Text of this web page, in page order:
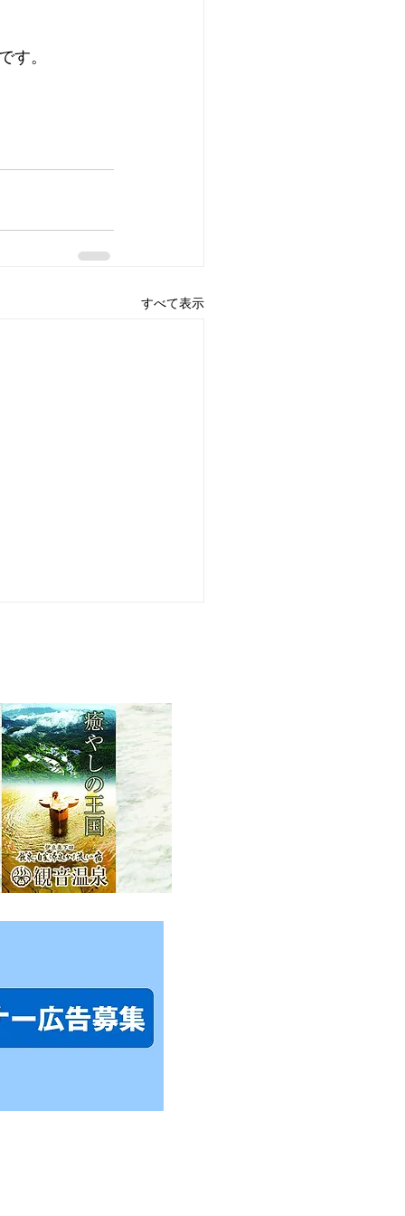
す。
すべて表示
60回 下田温泉水仙ま
花状況【最盛期】